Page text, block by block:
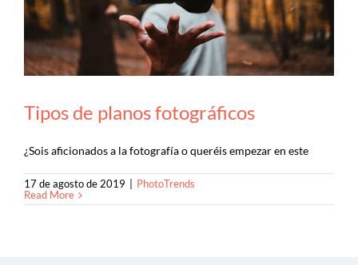
Tipos de planos fotográficos
¿Sois aficionados a la fotografía o queréis empezar en este
17 de agosto de 2019
PhotoTrends
Read More